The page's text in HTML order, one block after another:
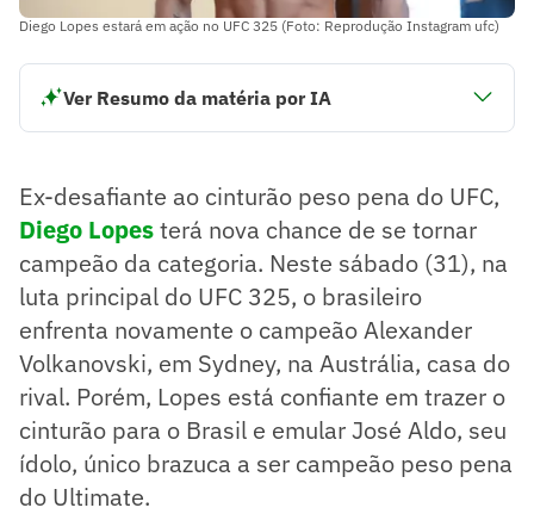
Diego Lopes estará em ação no UFC 325 (Foto: Reprodução Instagram ufc)
Ver Resumo da matéria por IA
vitória
Ele busca emular José Aldo e trazer o cinturão para o Brasil
Resumo supervisionado pelo jornalista!
Ex-desafiante ao cinturão peso pena do UFC,
Diego Lopesterá nova chance de se tornar
campeão da categoria. Neste sábado (31), na
luta principal do UFC 325, o brasileiro
enfrenta novamente o campeão Alexander
Volkanovski, em Sydney, na Austrália, casa do
rival. Porém, Lopes está confiante em trazer o
cinturão para o Brasil e emular José Aldo, seu
ídolo, único brazuca a ser campeão peso pena
do Ultimate.